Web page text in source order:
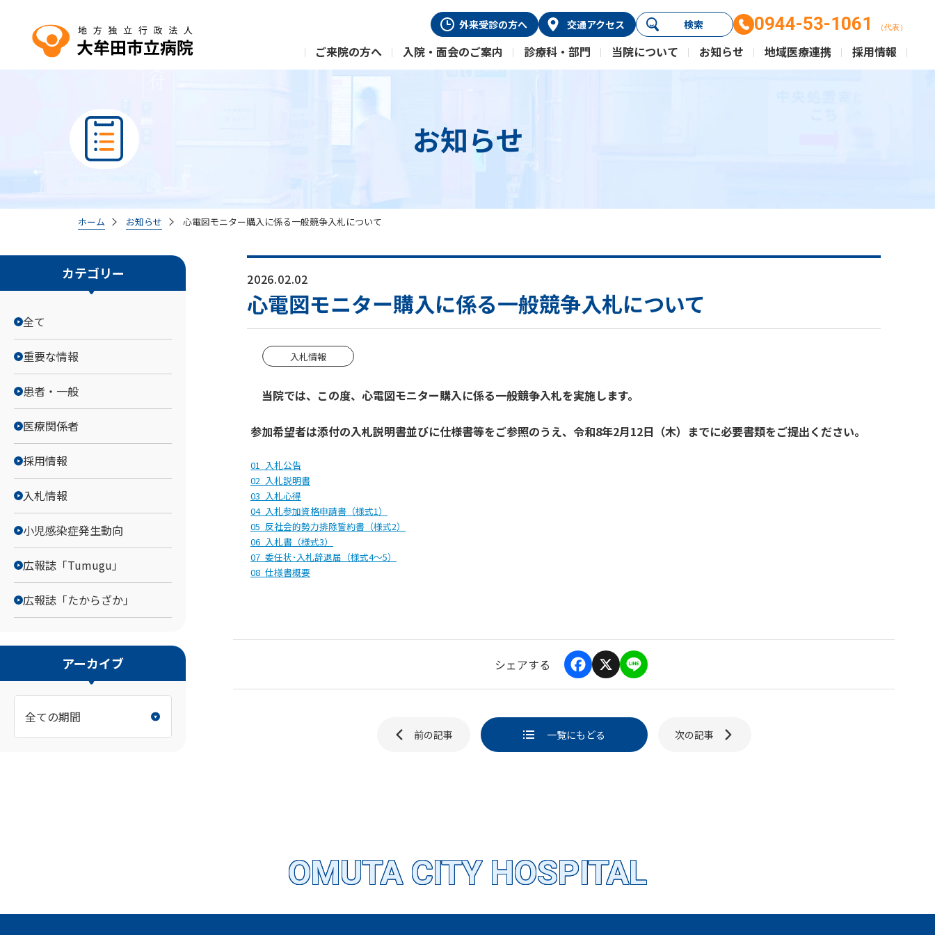
外来受診の方へ 交通アクセス 検索 0944-53-1061 （代表）
ご来院の方へ 入院・面会のご案内 診療科・部門 当院について お知らせ 地域医療連携 採用情報
お知らせ
ホーム お知らせ 心電図モニター購入に係る一般競争入札について
2026.02.02
心電図モニター購入に係る一般競争入札について
入札情報
当院では、この度、心電図モニター購入に係る一般競争入札を実施します。
参加希望者は添付の入札説明書並びに仕様書等をご参照のうえ、令和8年2月12日（木）までに必要書類をご提出ください。
01_入札公告
02_入札説明書
03_入札心得
04_入札参加資格申請書（様式1）
05_反社会的勢力排除誓約書（様式2）
06_入札書（様式3）
07_委任状･入札辞退届（様式4～5）
08_仕様書概要
シェアする
a
e
b
o
o
i
e
ページ送り
一覧にもどる
前の記事 次の記事
カテゴリー
全て
重要な情報
患者・一般
医療関係者
採用情報
入札情報
小児感染症発生動向
広報誌「Tumugu」
広報誌「たからざか」
アーカイブ
OMUTA CITY HOSPITAL